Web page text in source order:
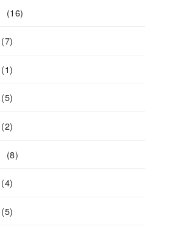
(16)
(7)
(1)
(5)
(2)
(8)
(4)
(5)